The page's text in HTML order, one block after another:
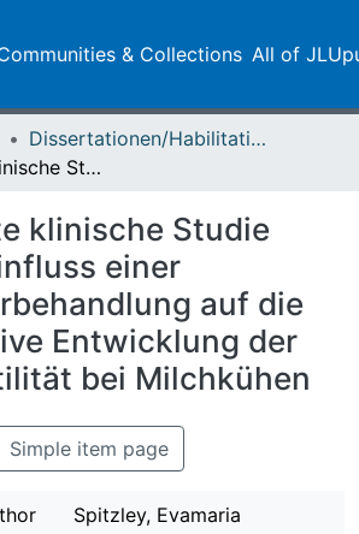
& Collections All of
Dissertationen/Habilitationen
Kontrollierte klinische Studie über den Einfluss einer Akupunkturbehandlung auf die postoperative Entwicklung der Pansenmotilität bei Milchkühen
klinische Studie
einer
auf die
Entwicklung der
bei Milchkühen
Simple item page
Spitzley, Evamaria